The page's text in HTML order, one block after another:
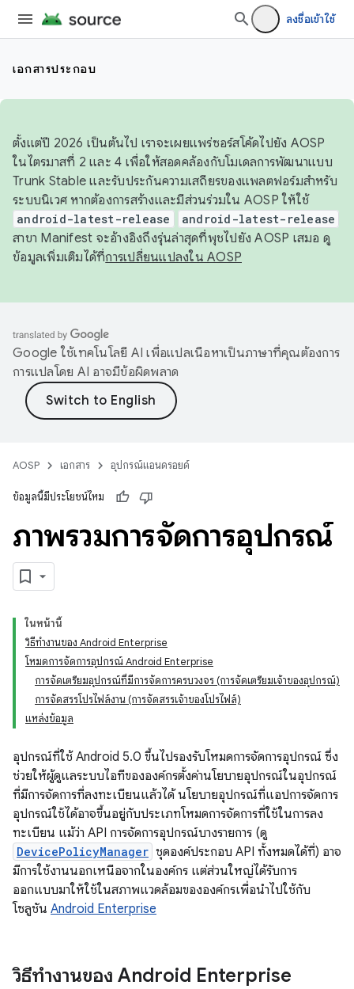
ลงชื่อเข้าใช้
เอกสารประกอบ
ตั้งแต่ปี 2026 เป็นต้นไป เราจะเผยแพร่ซอร์สโค้ดไปยัง AOSP
ในไตรมาสที่ 2 และ 4 เพื่อให้สอดคล้องกับโมเดลการพัฒนาแบบ
Trunk Stable และรับประกันความเสถียรของแพลตฟอร์มสำหรับ
ระบบนิเวศ หากต้องการสร้างและมีส่วนร่วมใน AOSP ให้ใช้
android-latest-release android-latest-release
สาขา Manifest จะอ้างอิงถึงรุ่นล่าสุดที่พุชไปยัง AOSP เสมอ ดู
ข้อมูลเพิ่มเติมได้ที่การเปลี่ยนแปลงใน AOSP
Google ใช้เทคโนโลยี AI เพื่อแปลเนื้อหาเป็นภาษาที่คุณต้องการ
การแปลโดย AI อาจมีข้อผิดพลาด
AOSP เอกสาร อุปกรณ์แอนดรอยด์
ข้อมูลนี้มีประโยชน์ไหม
ภาพรวมการจัดการอุปกรณ์
ในหน้านี้
วิธีทำงานของ Android Enterprise
โหมดการจัดการอุปกรณ์ Android Enterprise
การจัดเตรียมอุปกรณ์ที่มีการจัดการครบวงจร (การจัดเตรียมเจ้าของอุปกรณ์)
การจัดสรรโปรไฟล์งาน (การจัดสรรเจ้าของโปรไฟล์)
แหล่งข้อมูล
อุปกรณ์ที่ใช้ Android 5.0 ขึ้นไปรองรับโหมดการจัดการอุปกรณ์ ซึ่ง
ช่วยให้ผู้ดูแลระบบไอทีขององค์กรตั้งค่านโยบายอุปกรณ์ในอุปกรณ์
ที่มีการจัดการที่ลงทะเบียนแล้วได้ นโยบายอุปกรณ์ที่แอปการจัดการ
อุปกรณ์ใช้ได้อาจขึ้นอยู่กับประเภทโหมดการจัดการที่ใช้ในการลง
ทะเบียน แม้ว่า API การจัดการอุปกรณ์บางรายการ (ดู
DevicePolicyManager ชุดองค์ประกอบ API ทั้งหมดได้ที่) อาจ
มีการใช้งานนอกเหนือจากในองค์กร แต่ส่วนใหญ่ได้รับการ
ออกแบบมาให้ใช้ในสภาพแวดล้อมขององค์กรเพื่อนำไปใช้กับ
โซลูชัน Android Enterprise
วิธีทำงานของ Android Enterprise